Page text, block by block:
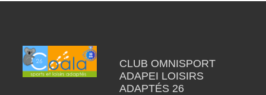
CLUB OMNISPORT
ADAPEI LOISIRS
ADAPTÉS 26